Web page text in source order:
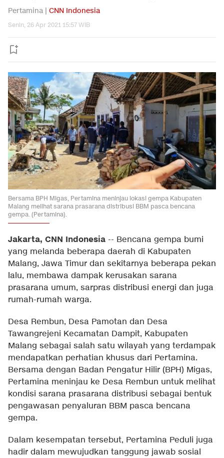
Pertamina | CNN Indonesia
Senin, 26 Apr 2021 15:57 WIB
Bersama BPH Migas, Pertamina meninjau lokasi gempa Kabupaten
Malang melihat sarana prasarana distribusi BBM pasca bencana
gempa. (Pertamina).
Jakarta, CNN Indonesia -- Bencana gempa bumi
yang melanda beberapa daerah di Kabupaten
Malang, Jawa Timur dan sekitarnya beberapa pekan
lalu, membawa dampak kerusakan sarana
prasarana umum, sarpras distribusi energi dan juga
rumah-rumah warga.
Desa Rembun, Desa Pamotan dan Desa
Tawangrejeni Kecamatan Dampit, Kabupaten
Malang sebagai salah satu wilayah yang terdampak
mendapatkan perhatian khusus dari Pertamina.
Bersama dengan Badan Pengatur Hilir (BPH) Migas,
Pertamina meninjau ke Desa Rembun untuk melihat
kondisi sarana prasarana distribusi sebagai bentuk
pengawasan penyaluran BBM pasca bencana
gempa.
Dalam kesempatan tersebut, Pertamina Peduli juga
hadir dalam mewujudkan tanggung jawab sosial